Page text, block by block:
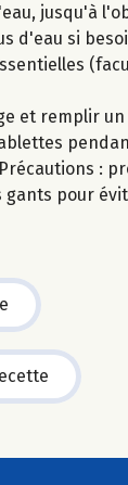
jusqu'à
d'eau si
et remplir un
:
gants pour